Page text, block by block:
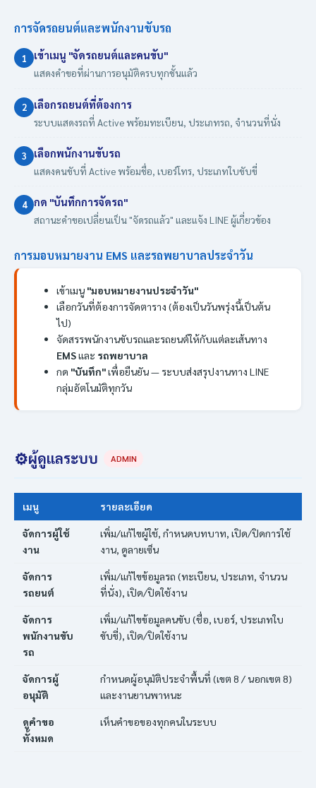
การจัดรถยนต์และพนักงานขับรถ
1
เข้าเมนู "จัดรถยนต์และคนขับ"
แสดงคำขอที่ผ่านการอนุมัติครบทุกชั้นแล้ว
2
เลือกรถยนต์ที่ต้องการ
ระบบแสดงรถที่ Active พร้อมทะเบียน, ประเภทรถ, จำนวนที่นั่ง
3
เลือกพนักงานขับรถ
แสดงคนขับที่ Active พร้อมชื่อ, เบอร์โทร, ประเภทใบขับขี่
4
กด "บันทึกการจัดรถ"
สถานะคำขอเปลี่ยนเป็น "จัดรถแล้ว" และแจ้ง LINE ผู้เกี่ยวข้อง
การมอบหมายงาน EMS และรถพยาบาลประจำวัน
เข้าเมนู "มอบหมายงานประจำวัน"
เลือกวันที่ต้องการจัดตาราง (ต้องเป็นวันพรุ่งนี้เป็นต้น
ไป)
จัดสรรพนักงานขับรถและรถยนต์ให้กับแต่ละเส้นทาง
EMSและ รถพยาบาล
กด "บันทึก"เพื่อยืนยัน — ระบบส่งสรุปงานทาง LINE
กลุ่มอัตโนมัติทุกวัน
⚙️ผู้ดูแลระบบ ADMIN
เมนู รายละเอียด
จัดการผู้ใช้
งาน
เพิ่ม/แก้ไขผู้ใช้, กำหนดบทบาท, เปิด/ปิดการใช้
งาน, ดูลายเซ็น
จัดการ
รถยนต์
เพิ่ม/แก้ไขข้อมูลรถ (ทะเบียน, ประเภท, จำนวน
ที่นั่ง), เปิด/ปิดใช้งาน
จัดการ
พนักงานขับ
รถ
เพิ่ม/แก้ไขข้อมูลคนขับ (ชื่อ, เบอร์, ประเภทใบ
ขับขี่), เปิด/ปิดใช้งาน
จัดการผู้
อนุมัติ
กำหนดผู้อนุมัติประจำพื้นที่ (เขต 8 / นอกเขต 8)
และงานยานพาหนะ
ดูคำขอ
ทั้งหมด
เห็นคำขอของทุกคนในระบบ